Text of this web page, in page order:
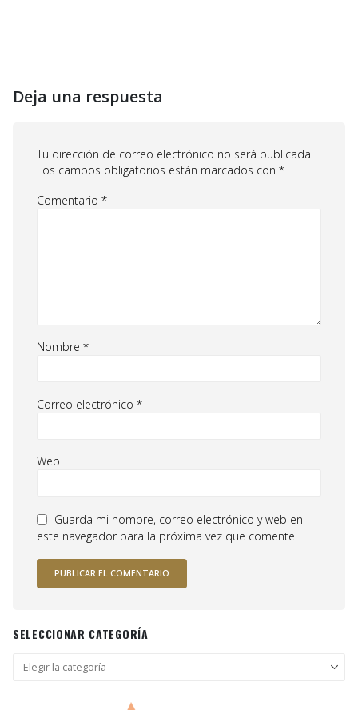
Deja una respuesta
Tu dirección de correo electrónico no será publicada.
Los campos obligatorios están marcados con *
Comentario *
Nombre *
Correo electrónico *
Web
Guarda mi nombre, correo electrónico y web en
este navegador para la próxima vez que comente.
SELECCIONAR CATEGORÍA
Seleccionar
categoría